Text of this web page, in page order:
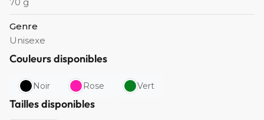
Genre
Unisexe
Couleurs disponibles
Noir Rose Vert
Tailles disponibles